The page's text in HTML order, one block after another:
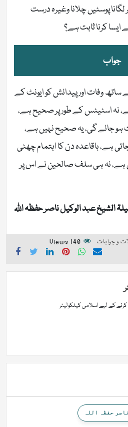
پوسٹیں چلانا وغیرہ درست
کرنا ثابت ہے؟
جواب
وفات اور پیدائش کو ایونٹ کے
نہ اسٹیٹس کے طور پر صحیح ہے،
جائے گی، یہ صحیح نہیں ہے،
ہے، باقاعدہ دن کا اہتمام چھٹی
نہ ہی سلف صالحین نے اس پر
الشیخ عبد الوکیل ناصر حفظہ اللہ
و جوابات 140 Views
کے لیے اسلامی کیلکولیٹر
حفظہ اللہ